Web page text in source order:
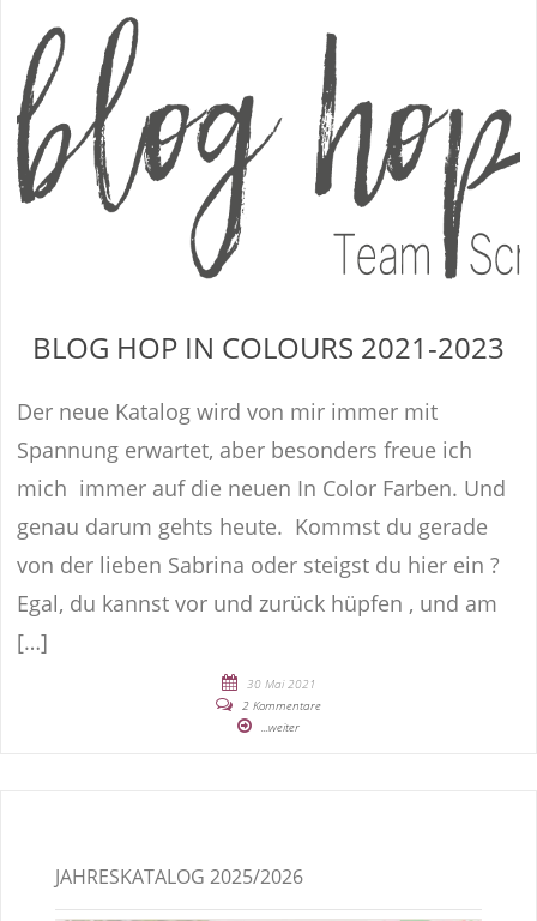
BLOG HOP IN COLOURS 2021-2023
Der neue Katalog wird von mir immer mit
Spannung erwartet, aber besonders freue ich
mich immer auf die neuen In Color Farben. Und
genau darum gehts heute. Kommst du gerade
von der lieben Sabrina oder steigst du hier ein ?
Egal, du kannst vor und zurück hüpfen , und am
[…]
30 Mai 2021
2 Kommentare
...weiter
JAHRESKATALOG 2025/2026